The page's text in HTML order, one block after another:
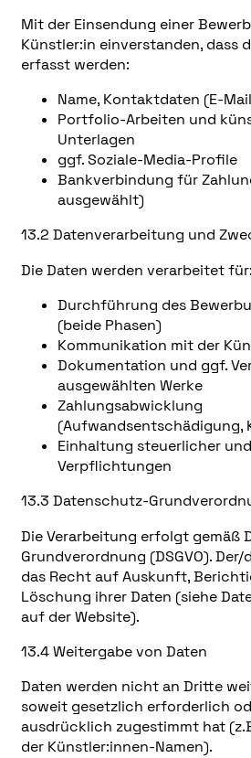
Mit der Einsendung einer
Künstler:in einverstanden, dass
erfasst werden:
Name, Kontaktdaten (E-
Portfolio-Arbeiten und
Unterlagen
ggf. Soziale-Media-Profile
Bankverbindung für
ausgewählt)
13.2 Datenverarbeitung und
Die Daten werden verarbeitet für:
Durchführung des
(beide Phasen)
Kommunikation mit der
Dokumentation und ggf.
ausgewählten Werke
Zahlungsabwicklung
(Aufwandsentschädigung,
Einhaltung steuerlicher
Verpflichtungen
13.3 Datenschutz-
Die Verarbeitung erfolgt gemäß
Grundverordnung (DSGVO).
das Recht auf Auskunft,
Löschung ihrer Daten (siehe
auf der Website).
13.4 Weitergabe von Daten
Daten werden nicht an Dritte
soweit gesetzlich erforderlich
ausdrücklich zugestimmt hat
der Künstler:innen-Namen).